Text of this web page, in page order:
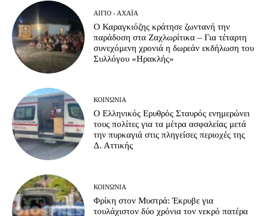
ΑΊΓΙΟ - ΑΧΑΪ́Α
Ο Καραγκιόζης κράτησε ζωντανή την
παράδοση στα Ζαχλωρίτικα – Για τέταρτη
συνεχόμενη χρονιά η δωρεάν εκδήλωση του
Συλλόγου «Ηρακλής»
ΚΟΙΝΩΝΊΑ
Ο Ελληνικός Ερυθρός Σταυρός ενημερώνει
τους πολίτες για τα μέτρα ασφαλείας μετά
την πυρκαγιά στις πληγείσες περιοχές της
Δ. Αττικής
ΚΟΙΝΩΝΊΑ
Φρίκη στον Μυστρά: Έκρυβε για
τουλάχιστον δύο χρόνια τον νεκρό πατέρα